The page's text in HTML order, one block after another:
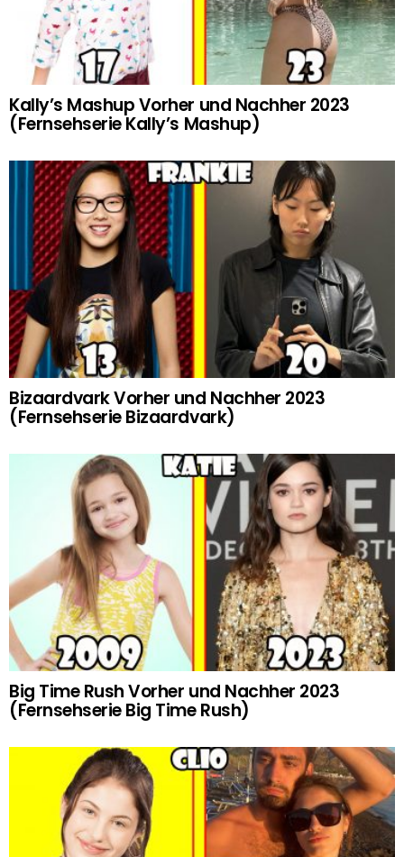
Kally’s Mashup Vorher und Nachher 2023
(Fernsehserie Kally’s Mashup)
Bizaardvark Vorher und Nachher 2023
(Fernsehserie Bizaardvark)
Big Time Rush Vorher und Nachher 2023
(Fernsehserie Big Time Rush)